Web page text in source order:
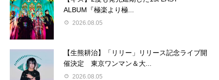
ALBUM『極楽より極...
2026.08.05
【生熊耕治】「リリー」リリース記念ライブ開
催決定 東京ワンマン＆大...
2026.08.05